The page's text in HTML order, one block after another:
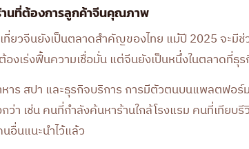
านที่ต้องการลูกค้าจีนคุณภาพ
ยวจีนยังเป็นตลาดสำคัญของไทย แม้ปี 2025 จะมี
งเร่งฟื้นความเชื่อมั่น แต่จีนยังเป็นหนึ่งในตลาดที่ธุ
าร สปา และธุรกิจบริการ การมีตัวตนบนแพลตฟอร์
ว่า เช่น คนที่กำลังค้นหาร้านใกล้โรงแรม คนที่เทีย
อื่นแนะนำไว้แล้ว